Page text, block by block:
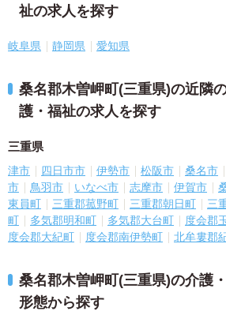
祉の求人を探す
岐阜県 静岡県 愛知県
桑名郡木曽岬町(三重県)の近隣
護・福祉の求人を探す
三重県
津市 四日市市 伊勢市 松阪市 桑名市
市
鳥羽市 いなべ市 志摩市 伊賀市
東員町
三重郡菰野町 三重郡朝日町 三
町
多気郡明和町 多気郡大台町 度会郡
度会郡大紀町
度会郡南伊勢町 北牟婁郡
桑名郡木曽岬町(三重県)の介護
形態から探す